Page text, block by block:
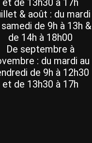
et de 13h30 à 17h
& août : du mardi
samedi de 9h à 13h &
de 14h à 18h00
De septembre à
: du mardi au
de 9h à 12h30
et de 13h30 à 17h